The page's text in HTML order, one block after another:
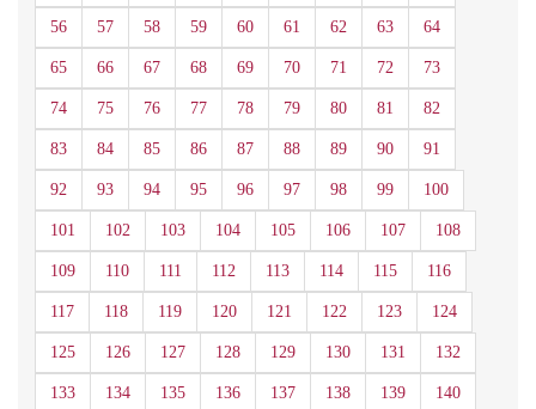
56 57 58 59 60 61 62 63 64
65 66 67 68 69 70 71 72 73
74 75 76 77 78 79 80 81 82
83 84 85 86 87 88 89 90 91
92 93 94 95 96 97 98 99 100
101 102 103 104 105 106 107 108
109 110 111 112 113 114 115 116
117 118 119 120 121 122 123 124
125 126 127 128 129 130 131 132
133 134 135 136 137 138 139 140